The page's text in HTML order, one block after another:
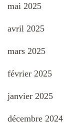
mai 2025
avril 2025
mars 2025
février 2025
janvier 2025
décembre 2024